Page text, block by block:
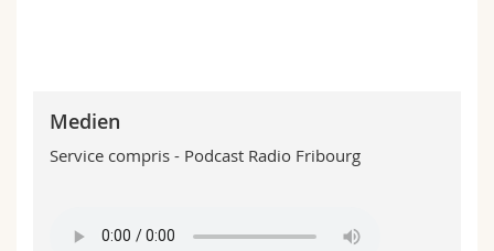
Medien
Service compris - Podcast Radio Fribourg